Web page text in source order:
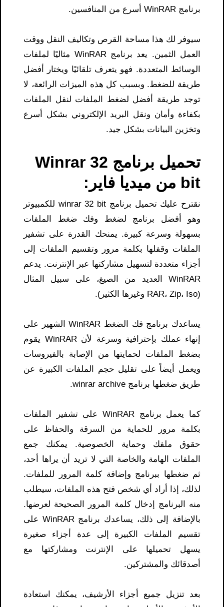
برنامج WinRAR أسرع من المنافسين.
سيوفر لك هذا مساحة القرص وتكاليف النقل ووقت
العمل الثمين. يعد برنامج WinRAR مثاليًا لملفات
الوسائط المتعددة. فهو يتعرف تلقائيًا ويختار أفضل
طريقة للضغط. وبسبب كل هذه الميزات الرائعة، لا
توجد طريقة أفضل لضغط الملفات لنقل الملفات
بكفاءة وأمان ونقل البريد الإلكتروني بشكل أسرع
وتخزين البيانات بشكل جيد.
تحميل برنامج Winrar 32
bit من ميديا فاير:
نقترح عليك تحميل برنامج winrar 32 bit للكمبيوتر
وهو أفضل برنامج لضغط وفك ضغط الملفات
بسهولة وسرعة كبيرة. يمنحك القدرة على تشفير
الملفات وقفلها بكلمة مرور وتقسيم الملفات إلى
أجزاء متعددة لتسهيل مشاركتها عبر الإنترنت. يدعم
WinRAR العديد من الصيغ، على سبيل المثال
(RAR، Zip، Iso وغيرها الكثير).
يساعدك برنامج فك الضغط WinRAR الشهير على
إنهاء عملك بإحترافية وسرعة لأن WinRAR يقوم
بضغط الملفات لحمايتها من الإصابة بالفيروسات
ويعمل أيضاً على تقليل حجم الملفات الكبيرة عن
طريق ضغطها برنامج winrar archive.
كما يعمل برنامج WinRAR على تشفير الملفات
بكلمة مرور للحماية من السرقة والحفاظ على
حقوق ملفك وحماية الخصوصية. يمكنك جمع
الملفات الهامة والخاصة التي لا تريد أن يراها أحد،
ثم ضغطها ببرنامج وإضافة كلمة المرور للملفات.
لذلك، إذا أراد أي شخص فتح هذه الملفات، سيطلب
منه البرنامج إدخال كلمة المرور الصحيحة لعرضها.
بالإضافة إلى ذلك، يساعدك برنامج WinRAR على
تقسيم الملفات الكبيرة إلى عدة أجزاء صغيرة
يسهل تحميلها على الإنترنت ومشاركتها مع
أصدقائك والمشتركين.
بعد تنزيل جميع أجزاء الأرشيف، يمكنك استعادة